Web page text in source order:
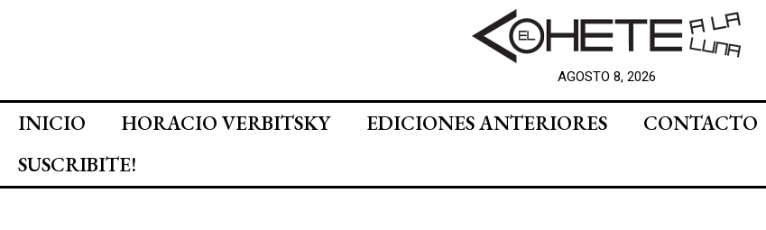
AGOSTO 8, 2026
INICIO HORACIO VERBITSKY EDICIONES ANTERIORES
CONTACTO
SUSCRIBITE!